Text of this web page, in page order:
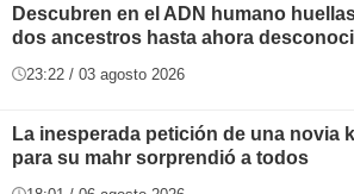
Descubren en el ADN humano
dos ancestros hasta ahora
23:22 / 03 agosto 2026
La inesperada petición de una novia
para su mahr sorprendió a todos